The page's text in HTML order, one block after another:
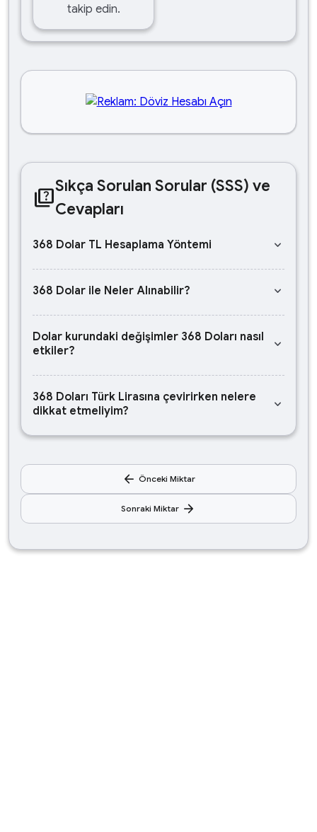
takip edin.
quizSıkça Sorulan Sorular (SSS) ve
Cevapları
368 Dolar TL Hesaplama Yöntemi keyboard_arrow_down
368 Dolar ile Neler Alınabilir? keyboard_arrow_down
Dolar kurundaki değişimler 368 Doları nasıl
etkiler?
keyboard_arrow_down
368 Doları Türk Lirasına çevirirken nelere
dikkat etmeliyim?
keyboard_arrow_down
arrow_back Önceki Miktar
Sonraki Miktar arrow_forward